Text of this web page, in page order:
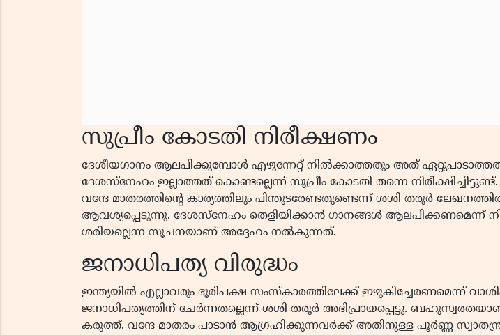
സുപ്രീം കോടതി നിരീക്ഷണം
ദേശീയഗാനം ആലപിക്കുമ്പോൾ എഴുന്നേറ്റ് നിൽക്കാത്തതും അത്
ദേശസ്നേഹം ഇല്ലാത്തത് കൊണ്ടല്ലെന്ന് സുപ്രീം കോടതി തന്നെ
വന്ദേ മാതരത്തിൻ്റെ കാര്യത്തിലും പിന്തുടരേണ്ടതുണ്ടെന്ന് ശശി തരൂർ
ആവശ്യപ്പെടുന്നു. ദേശസ്നേഹം തെളിയിക്കാൻ ഗാനങ്ങൾ ആലപിക്കണമെന്ന്
ശരിയല്ലെന്ന സൂചനയാണ് അദ്ദേഹം നൽകുന്നത്.
ജനാധിപത്യ വിരുദ്ധം
ഇന്ത്യയിൽ എല്ലാവരും ഭൂരിപക്ഷ സംസ്കാരത്തിലേക്ക് ഇഴുകിച്ചേരണമെന്ന്
ജനാധിപത്യത്തിന് ചേർന്നതല്ലെന്ന് ശശി തരൂർ അഭിപ്രായപ്പെട്ടു.
കരുത്ത്. വന്ദേ മാതരം പാടാൻ ആഗ്രഹിക്കുന്നവർക്ക് അതിനുള്ള പൂർണ്ണ